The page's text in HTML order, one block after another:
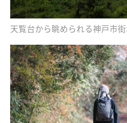
天覧台から眺められる神戸市